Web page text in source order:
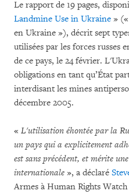
Le rapport de 19 pages,
Landmine Use in Ukraine »
en Ukraine »), décrit sept
utilisées par les forces russes
de ce pays, le 24 février.
obligations en tant qu’État
interdisant les mines
décembre 2005.
« L'utilisation éhontée par la
un pays qui a explicitement
est sans précédent, et mérite
internationale », a déclaré
Armes à Human Rights